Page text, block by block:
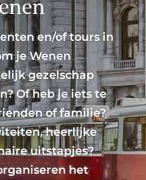
en/of tours in
je Wenen
gezelschap
Of heb je iets te
of familie?
heerlijke
uitstapjes?
het